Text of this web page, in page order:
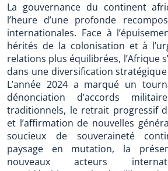
La gouvernance du continent
l’heure d’une profonde
internationales. Face à
hérités de la colonisation et à
relations plus équilibrées, l’Afrique
dans une diversification
L’année 2024 a marqué un
dénonciation d’accords
traditionnels, le retrait progressif
et l’affirmation de nouvelles
soucieux de souveraineté
paysage en mutation, la
nouveaux acteurs